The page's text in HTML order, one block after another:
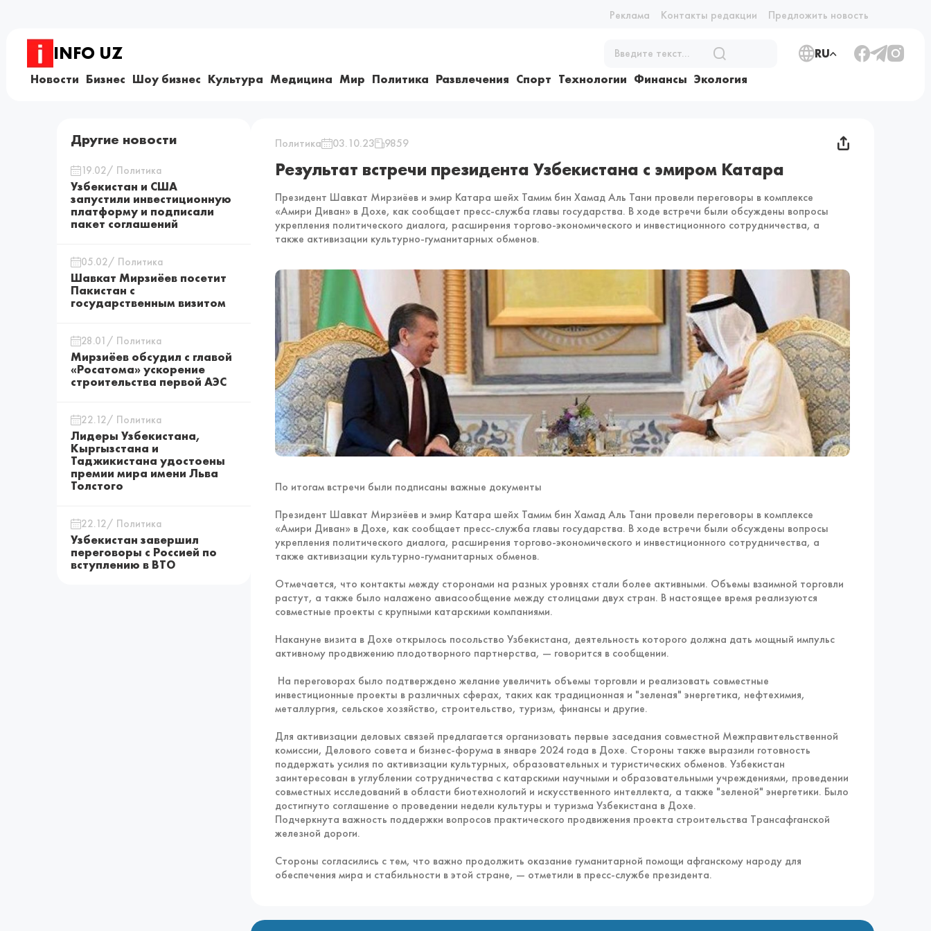
Реклама Контакты редакции Предложить новость
INFO UZ
Новости Бизнес Шоу бизнес Культура Медицина Мир Политика Развлечения Спорт Технологии Финансы Экология
RU
Другие новости
19.02/ Политика
Узбекистан и США
запустили инвестиционную
платформу и подписали
пакет соглашений
05.02/ Политика
Шавкат Мирзиёев посетит
Пакистан с
государственным визитом
28.01/ Политика
Мирзиёев обсудил с главой
«Росатома» ускорение
строительства первой АЭС
22.12/ Политика
Лидеры Узбекистана,
Кыргызстана и
Таджикистана удостоены
премии мира имени Льва
Толстого
22.12/ Политика
Узбекистан завершил
переговоры с Россией по
вступлению в ВТО
Политика 03.10.23 9859
Результат встречи президента Узбекистана с эмиром Катара
Президент Шавкат Мирзиёев и эмир Катара шейх Тамим бин Хамад Аль Тани провели переговоры в комплексе
«Амири Диван» в Дохе, как сообщает пресс-служба главы государства. В ходе встречи были обсуждены вопросы
укрепления политического диалога, расширения торгово-экономического и инвестиционного сотрудничества, а
также активизации культурно-гуманитарных обменов.
По итогам встречи были подписаны важные документы
Президент Шавкат Мирзиёев и эмир Катара шейх Тамим бин Хамад Аль Тани провели переговоры в комплексе
«Амири Диван» в Дохе, как сообщает пресс-служба главы государства. В ходе встречи были обсуждены вопросы
укрепления политического диалога, расширения торгово-экономического и инвестиционного сотрудничества, а
также активизации культурно-гуманитарных обменов.
Отмечается, что контакты между сторонами на разных уровнях стали более активными. Объемы взаимной торговли
растут, а также было налажено авиасообщение между столицами двух стран. В настоящее время реализуются
совместные проекты с крупными катарскими компаниями.
Накануне визита в Дохе открылось посольство Узбекистана, деятельность которого должна дать мощный импульс
активному продвижению плодотворного партнерства, — говорится в сообщении.
На переговорах было подтверждено желание увеличить объемы торговли и реализовать совместные
инвестиционные проекты в различных сферах, таких как традиционная и "зеленая" энергетика, нефтехимия,
металлургия, сельское хозяйство, строительство, туризм, финансы и другие.
Для активизации деловых связей предлагается организовать первые заседания совместной Межправительственной
комиссии, Делового совета и бизнес-форума в январе 2024 года в Дохе. Стороны также выразили готовность
поддержать усилия по активизации культурных, образовательных и туристических обменов. Узбекистан
заинтересован в углублении сотрудничества с катарскими научными и образовательными учреждениями, проведении
совместных исследований в области биотехнологий и искусственного интеллекта, а также "зеленой" энергетики. Было
достигнуто соглашение о проведении недели культуры и туризма Узбекистана в Дохе.
Подчеркнута важность поддержки вопросов практического продвижения проекта строительства Трансафганской
железной дороги.
Стороны согласились с тем, что важно продолжить оказание гуманитарной помощи афганскому народу для
обеспечения мира и стабильности в этой стране, — отметили в пресс-службе президента.